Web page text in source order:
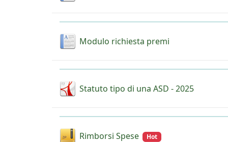
Modulo richiesta premi
Statuto tipo di una ASD - 2025
Rimborsi Spese Hot